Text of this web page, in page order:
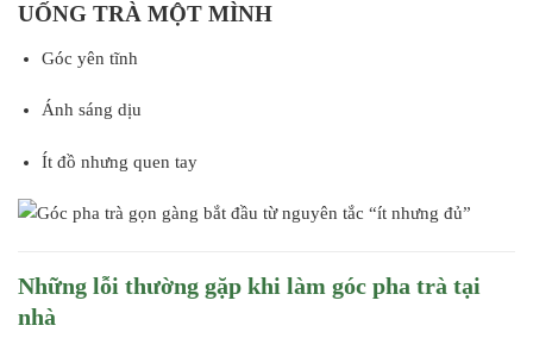
UỐNG TRÀ MỘT MÌNH
Góc yên tĩnh
Ánh sáng dịu
Ít đồ nhưng quen tay
Những lỗi thường gặp khi làm góc pha trà tại
nhà